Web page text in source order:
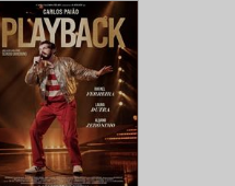
SANTA MARIA DA
FEIRA
MAIS INFO
COMPRAR